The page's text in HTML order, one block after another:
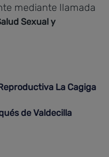
mediante llamada
Sexual y
La Cagiga
de Valdecilla